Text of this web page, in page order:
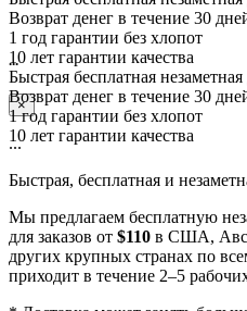
1 год гарантии без хлопот
10 лет гарантии качества
Быстрая бесплатная незаметная
Возврат денег в течение 30
1 год гарантии без хлопот
10 лет гарантии качества
...
×
...
Быстрая, бесплатная и
Мы предлагаем бесплатную
для заказов от $110 в США,
других крупных странах по
приходит в течение 2–5